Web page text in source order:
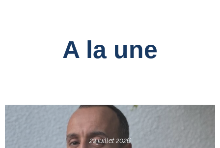
A la une
22 juillet 2026